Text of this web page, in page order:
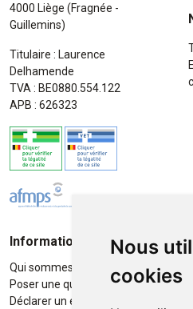
Nous
cookies
4000 Liège (Fragnée -
Guillemins)
Titulaire : Laurence
Delhamende
TVA : BE0880.554.122
APB : 626323
Informations
Qui sommes-nous ?
Poser une question
Déclarer un effet indésirable